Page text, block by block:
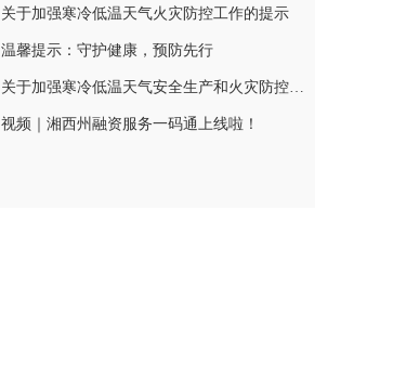
关于加强寒冷低温天气火灾防控工作的提示
温馨提示：守护健康，预防先行
关于加强寒冷低温天气安全生产和火灾防控工作的提示
视频｜湘西州融资服务一码通上线啦！